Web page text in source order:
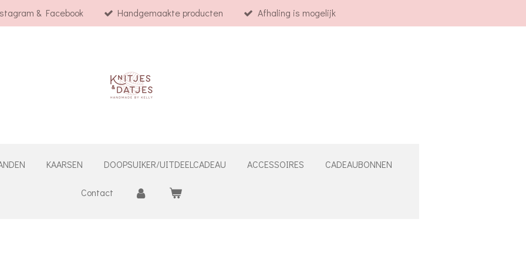
& Facebook Handgemaakte producten Afhaling is mogelijk
KAARSEN DOOPSUIKER/UITDEELCADEAU ACCESSOIRES CADEAUBONNEN
Contact